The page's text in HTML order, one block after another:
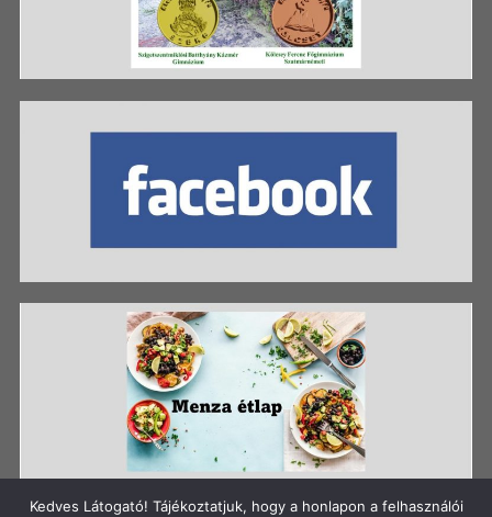
Kedves Látogató! Tájékoztatjuk, hogy a honlapon a felhasználói